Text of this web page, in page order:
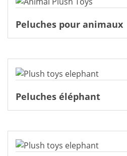
Peluches pour animaux
Peluches éléphant